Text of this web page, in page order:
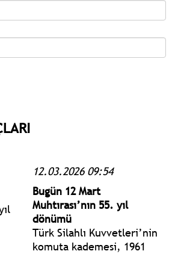
12.03.2026 09:54
Bugün 12 Mart
Muhtırası’nın 55. yıl
dönümü
Türk Silahlı Kuvvetleri’nin
komuta kademesi, 1961